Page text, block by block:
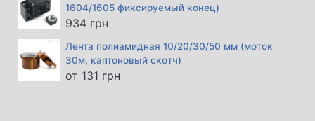
1604/1605 фиксируемый конец)
934 грн
Лента полиамидная 10/20/30/50 мм (моток
30м, каптоновый скотч)
от 131 грн